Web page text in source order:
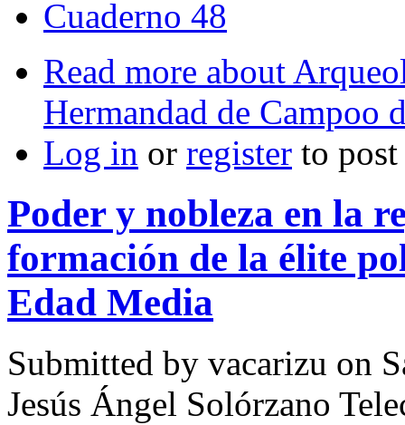
Cuaderno 48
Read more about
Hermandad de Campoo
Log in or register to
Poder y nobleza en la
formación de la élite
Edad Media
Submitted by vacarizu on
Jesús Ángel Solórzano